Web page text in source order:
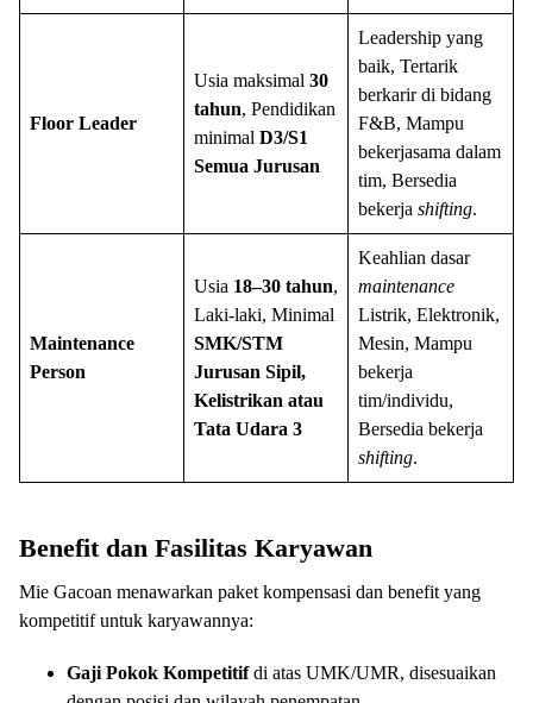
Floor Leader
Usia maksimal 30
tahun, Pendidikan
minimal D3/S1
Semua Jurusan
Leadership yang
baik, Tertarik
berkarir di bidang
F&B, Mampu
bekerjasama dalam
tim, Bersedia
bekerja shifting.
Maintenance
Person
Usia 18–30 tahun,
Laki-laki, Minimal
SMK/STM
Jurusan Sipil,
Kelistrikan atau
Tata Udara 3
Keahlian dasar
maintenance
Listrik, Elektronik,
Mesin, Mampu
bekerja
tim/individu,
Bersedia bekerja
shifting.
Benefit dan Fasilitas Karyawan
Mie Gacoan menawarkan paket kompensasi dan benefit yang
kompetitif untuk karyawannya:
Gaji Pokok Kompetitifdi atas UMK/UMR, disesuaikan